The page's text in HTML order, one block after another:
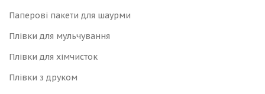
Паперові пакети для шаурми
Плівки для мульчування
Плівки для хімчисток
Плівки з друком